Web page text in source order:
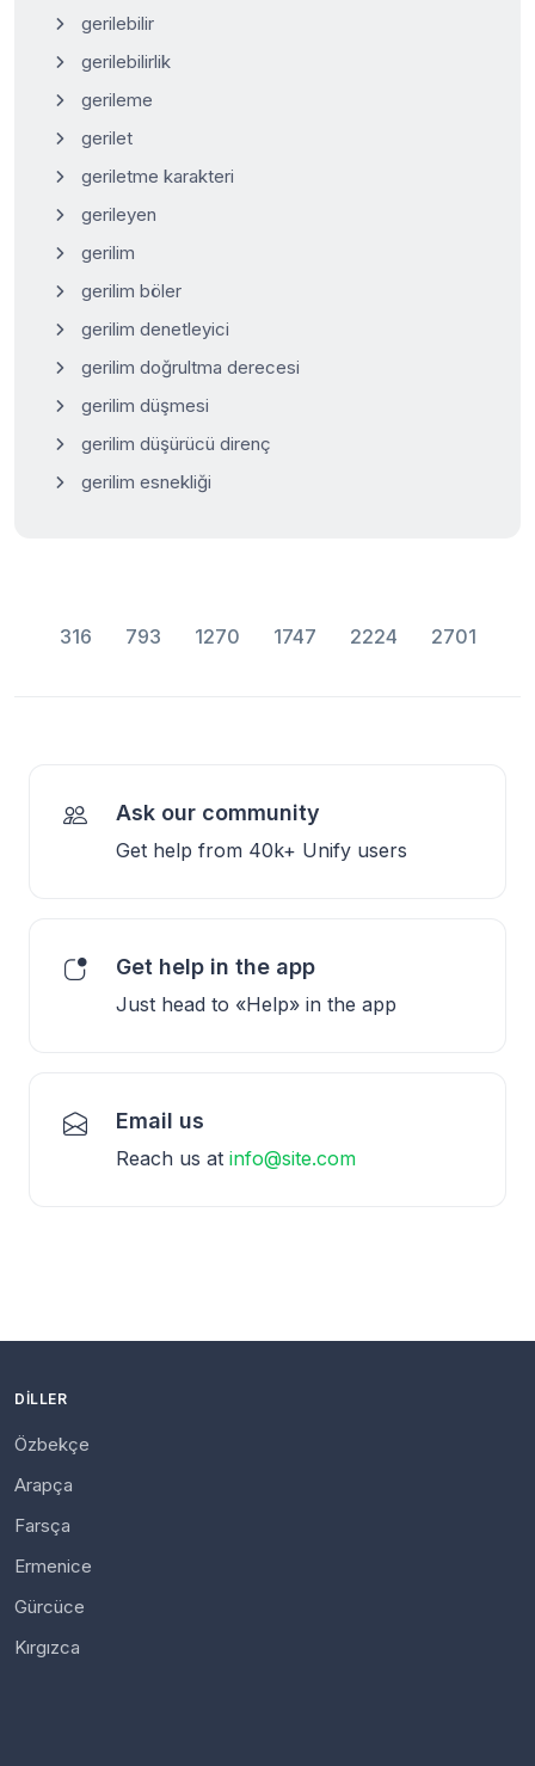
gerilebilir
gerilebilirlik
gerileme
gerilet
geriletme karakteri
gerileyen
gerilim
gerilim böler
gerilim denetleyici
gerilim doğrultma derecesi
gerilim düşmesi
gerilim düşürücü direnç
gerilim esnekliği
316 793 1270 1747 2224 2701
Ask our community
Get help from 40k+ Unify users
Get help in the app
Just head to «Help» in the app
Email us
Reach us at info@site.com
DILLER
Özbekçe
Arapça
Farsça
Ermenice
Gürcüce
Kırgızca